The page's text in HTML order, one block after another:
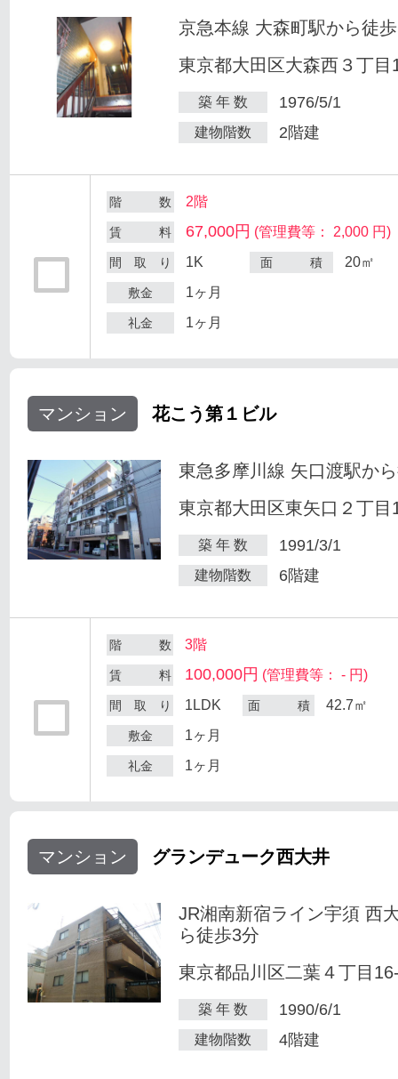
京急本線 大森町駅から徒
東京都大田区大森西３丁目
築 年 数 1976/5/1
建物階数 2階建
階 数 2階
賃 料 67,000円 (管理費等： 2,000 円)
間 取 り 1K 面 積 20㎡
敷金 1ヶ月
礼金 1ヶ月
マンション 花こう第１ビル
東急多摩川線 矢口渡駅か
東京都大田区東矢口２丁目
築 年 数 1991/3/1
建物階数 6階建
階 数 3階
賃 料 100,000円 (管理費等： - 円)
間 取 り 1LDK 面 積 42.7㎡
敷金 1ヶ月
礼金 1ヶ月
マンション グランデューク西大井
JR湘南新宿ライン宇須 西
ら徒歩3分
東京都品川区二葉４丁目
築 年 数 1990/6/1
建物階数 4階建